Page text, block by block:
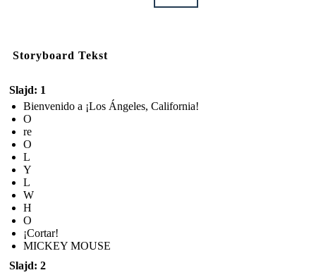
Storyboard Tekst
Slajd: 1
Bienvenido a ¡Los Ángeles, California!
O
re
O
L
Y
L
W
H
O
¡Cortar!
MICKEY MOUSE
Slajd: 2